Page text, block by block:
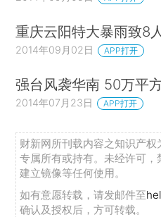
重庆云阳特大暴雨致8
2014年09月02日 APP打开
强台风袭华南 50万平
2014年07月23日 APP打开
财新网所刊载内容之知识产
专属所有或持有。未经许可
建立镜像等任何使用。
如有意愿转载，请发邮件至
确认及授权后，方可转载。